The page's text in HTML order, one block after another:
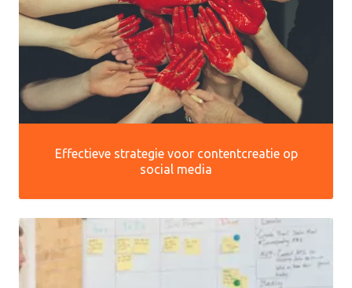
Effectieve strategie voor contentcreatie op
social media